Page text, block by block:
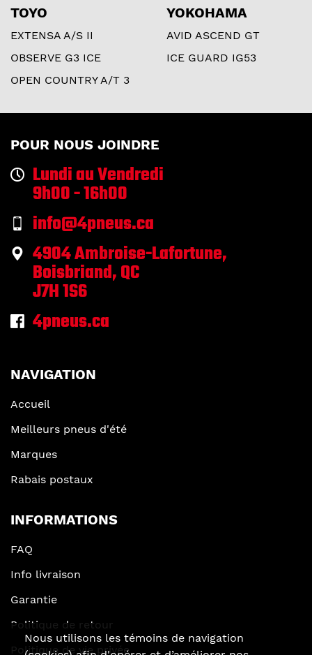
TOYO
EXTENSA A/S II
OBSERVE G3 ICE
OPEN COUNTRY A/T 3
YOKOHAMA
AVID ASCEND GT
ICE GUARD IG53
POUR NOUS JOINDRE
Lundi au Vendredi
9h00 - 16h00
info@4pneus.ca
4904 Ambroise-Lafortune,
Boisbriand, QC
J7H 1S6
4pneus.ca
NAVIGATION
Accueil
Meilleurs pneus d'été
Marques
Rabais postaux
INFORMATIONS
FAQ
Info livraison
Garantie
Politique de retour
Politique de vie privée
Nous utilisons les témoins de navigation